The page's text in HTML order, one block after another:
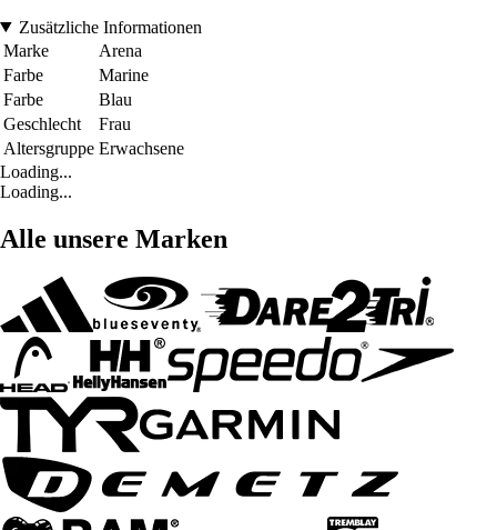
Zusätzliche Informationen
Marke
Arena
Farbe
Marine
Farbe
Blau
Geschlecht
Frau
Altersgruppe Erwachsene
Loading...
Loading...
Alle unsere Marken